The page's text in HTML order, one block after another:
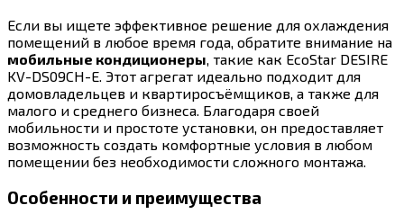
Если вы ищете эффективное решение для охлаждения
помещений в любое время года, обратите внимание на
мобильные кондиционеры, такие как EcoStar DESIRE
KV-DS09CH-E. Этот агрегат идеально подходит для
домовладельцев и квартиросъёмщиков, а также для
малого и среднего бизнеса. Благодаря своей
мобильности и простоте установки, он предоставляет
возможность создать комфортные условия в любом
помещении без необходимости сложного монтажа.
Особенности и преимущества